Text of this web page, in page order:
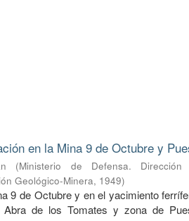
en la Mina 9 de Octubre y
(Ministerio de Defensa.
Geológico-Minera, 1949)
9 de Octubre y en el yacimiento
de los Tomates y zona de